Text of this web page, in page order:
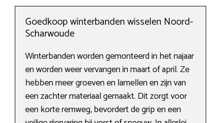
Goedkoop winterbanden wisselen Noord-
Scharwoude
Winterbanden worden gemonteerd in het najaar
en worden weer vervangen in maart of april. Ze
hebben meer groeven en lamellen en zijn van
een zachter materiaal gemaakt. Dit zorgt voor
een korte remweg, bevordert de grip en een